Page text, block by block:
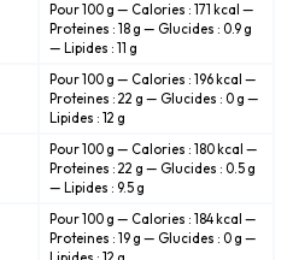
Pour 100 g — Calories : 171 kcal —
Proteines : 18 g — Glucides : 0.9 g
— Lipides : 11 g
Pour 100 g — Calories : 196 kcal —
Proteines : 22 g — Glucides : 0 g —
Lipides : 12 g
Pour 100 g — Calories : 180 kcal —
Proteines : 22 g — Glucides : 0.5 g
— Lipides : 9.5 g
Pour 100 g — Calories : 184 kcal —
Proteines : 19 g — Glucides : 0 g —